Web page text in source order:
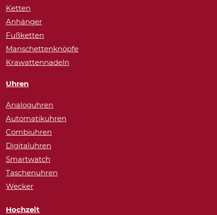
Ketten
Anhänger
Fußketten
Manschettenknöpfe
Krawattennadeln
Uhren
Analoguhren
Automatikuhren
Combiuhren
Digitaluhren
Smartwatch
Taschenuhren
Wecker
Hochzeit